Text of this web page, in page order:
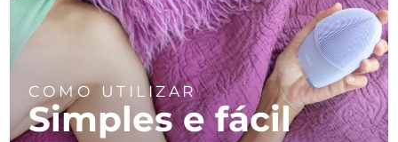
COMO UTILIZAR
Simples e fácil